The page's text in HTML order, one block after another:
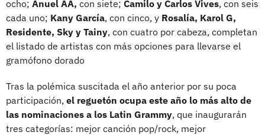
ocho; Anuel AA, con siete; Camilo y Carlos Vives, con seis
cada uno; Kany García, con cinco, y Rosalía, Karol G,
Residente, Sky y Tainy, con cuatro por cabeza, completan
el listado de artistas con más opciones para llevarse el
gramófono dorado
Tras la polémica suscitada el año anterior por su poca
participación, el reguetón ocupa este año lo más alto de
las nominaciones a los Latin Grammy, que inaugurarán
tres categorías: mejor canción pop/rock, mejor